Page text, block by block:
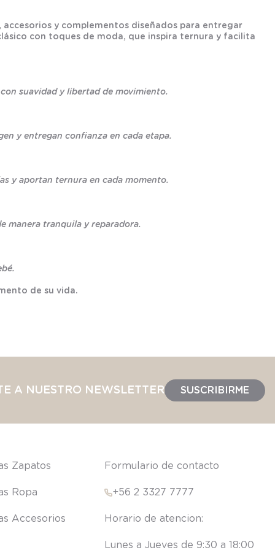
y complementos diseñados para entregar
con toques de moda, que inspira ternura y facilita
suavidad y libertad de movimiento.
y entregan confianza en cada etapa.
y aportan ternura en cada momento.
manera tranquila y reparadora.
de su vida.
A NUESTRO NEWSLETTER SUSCRIBIRME
Zapatos
Ropa
Accesorios
Formulario de contacto
+56 2 3327 7777
Lunes a Jueves de 9:30 a 18:00